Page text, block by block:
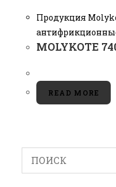
Продукция
MOLYKOTE
READ MORE